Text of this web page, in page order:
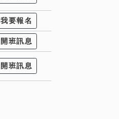
我要報名
開班訊息
開班訊息